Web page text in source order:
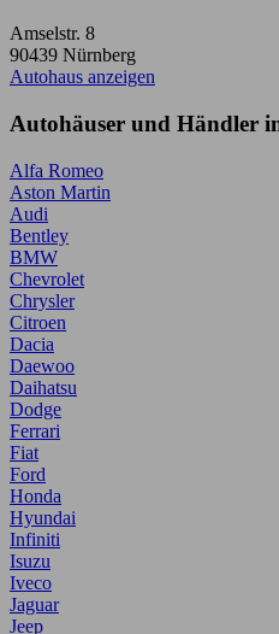
Amselstr. 8
90439 Nürnberg
Autohaus anzeigen
Autohäuser und Händler
Alfa Romeo
Aston Martin
Audi
Bentley
BMW
Chevrolet
Chrysler
Citroen
Dacia
Daewoo
Daihatsu
Dodge
Ferrari
Fiat
Ford
Honda
Hyundai
Infiniti
Isuzu
Iveco
Jaguar
Jeep